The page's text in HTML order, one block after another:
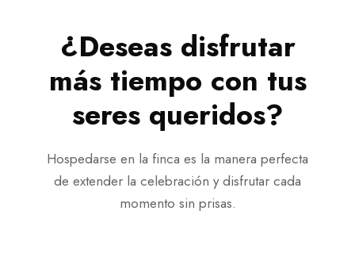
¿Deseas disfrutar
más tiempo con tus
seres queridos?
Hospedarse en la finca es la manera perfecta
de extender la celebración y disfrutar cada
momento sin prisas.